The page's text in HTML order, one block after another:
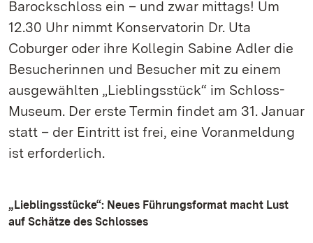
Barockschloss ein – und zwar mittags! Um
12.30 Uhr nimmt Konservatorin Dr. Uta
Coburger oder ihre Kollegin Sabine Adler die
Besucherinnen und Besucher mit zu einem
ausgewählten „Lieblingsstück“ im Schloss-
Museum. Der erste Termin findet am 31. Januar
statt – der Eintritt ist frei, eine Voranmeldung
ist erforderlich.
„Lieblingsstücke“: Neues Führungsformat macht Lust
auf Schätze des Schlosses